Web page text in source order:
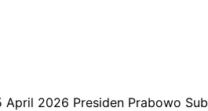
2026 Presiden Prabowo